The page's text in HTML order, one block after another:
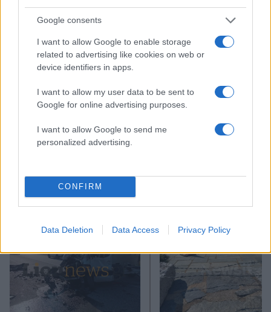
Google consents
I want to allow Google to enable storage
related to advertising like cookies on web or
device identifiers in apps.
I want to allow my user data to be sent to
Google for online advertising purposes.
I want to allow Google to send me
personalized advertising.
CONFIRM
Data Deletion Data Access Privacy Policy
Αν τα χάσατε
Ανανεώθηκε πριν